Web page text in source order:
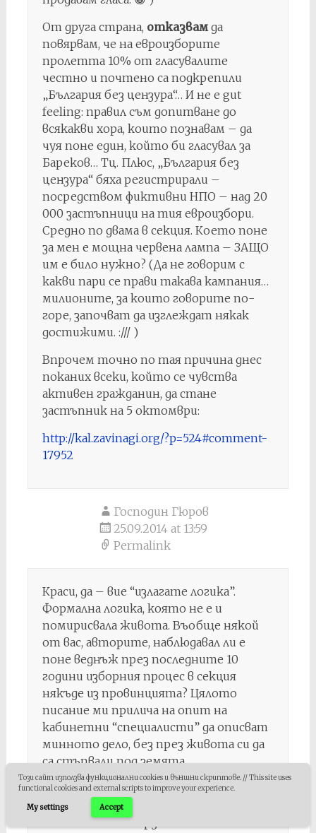
Този сайт използва функционални cookies и външни скриптове. // This site uses
functional cookies and external scripts to improve your experience.
My settings Accept
От друга страна, отказвамда
повярвам, че на евроизборите
пролетта 10% от гласувалите
честно и почтено са подкрепили
„България без цензура“… И не е gut
feeling: правил съм допитване до
всякакви хора, които познавам – да
чуя поне един, който би гласувал за
Бареков… Тц. Плюс, „България без
цензура“ бяха регистрирали –
посредством фиктивни НПО – над 20
000 застъпници на тия евроизбори.
Средно по двама в секция. Което поне
за мен е мощна червена лампа – ЗАЩО
им е било нужно? (Да не говорим с
какви пари се прави такава кампания…
милионите, за които говорите по-
горе, започват да изглеждат някак
достижими. :/// )
Впрочем точно по тая причина днес
поканих всеки, който се чувства
активен гражданин, да стане
застъпник на 5 октомври:
http://kal.zavinagi.org/?p=524#comment-
17952
Господин Гюров
25.09.2014 at 13:59
Permalink
Краси, да – вие “излагате логика”.
Формална логика, която не е и
помирисвала живота. Въобще някой
от вас, авторите, наблюдавал ли е
поне веднъж през последните 10
години изборния процес в секция
някъде из провинцията? Цялото
писание ми прилича на опит на
кабинетни “специалисти” да описват
минното дело, без през живота си да
са стъпвали под земята.
Тъй като аз съм бил няколко пъти в
такава секция, мога да заявя, че почти
всичките ви твърдения и